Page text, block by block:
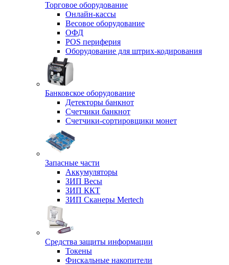
Торговое оборудование
Онлайн-кассы
Весовое оборудование
ОФД
POS периферия
Оборудование для штрих-кодирования
Банковское оборудование
Детекторы банкнот
Счетчики банкнот
Счетчики-сортировщики монет
Запасные части
Аккумуляторы
ЗИП Весы
ЗИП ККТ
ЗИП Сканеры Mertech
Средства защиты информации
Токены
Фискальные накопители